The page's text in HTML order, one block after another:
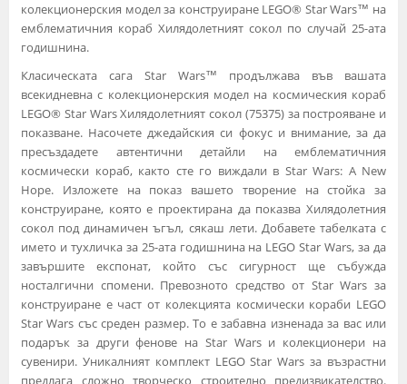
колекционерския модел за конструиране LEGO® Star Wars™ на
емблематичния кораб Хилядолетният сокол по случай 25-ата
годишнина.
Класическата сага Star Wars™ продължава във вашата
всекидневна с колекционерския модел на космическия кораб
LEGO® Star Wars Хилядолетният сокол (75375) за построяване и
показване. Насочете джедайския си фокус и внимание, за да
пресъздадете автентични детайли на емблематичния
космически кораб, както сте го виждали в Star Wars: A New
Hope. Изложете на показ вашето творение на стойка за
конструиране, която е проектирана да показва Хилядолетния
сокол под динамичен ъгъл, сякаш лети. Добавете табелката с
името и тухличка за 25-ата годишнина на LEGO Star Wars, за да
завършите експонат, който със сигурност ще събужда
носталгични спомени. Превозното средство от Star Wars за
конструиране е част от колекцията космически кораби LEGO
Star Wars със среден размер. То е забавна изненада за вас или
подарък за други фенове на Star Wars и колекционери на
сувенири. Уникалният комплект LEGO Star Wars за възрастни
предлага сложно творческо строително предизвикателство.